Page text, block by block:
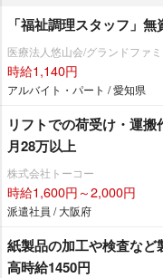
「福祉調理スタッフ」
医療法人悠山会/グランドファ
時給1,140円
アルバイト・パート / 愛知県
リフトでの荷受け・運
月28万以上
株式会社トーコー
時給1,600円～2,000円
派遣社員 / 大阪府
紙製品の加工や検査な
高時給1450円